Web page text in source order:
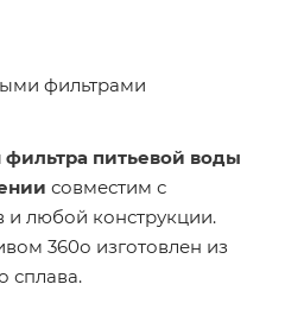
фильтрами
питьевой воды
совместим с
и любой конструкции.
360о изготовлен из
сплава.